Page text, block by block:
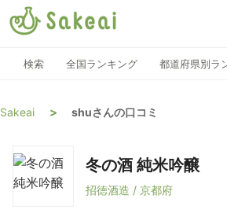
検索 全国ランキング 都道府県別ラ
Sakeai > shuさんの口コミ
冬の酒 純米吟醸
招徳酒造 / 京都府